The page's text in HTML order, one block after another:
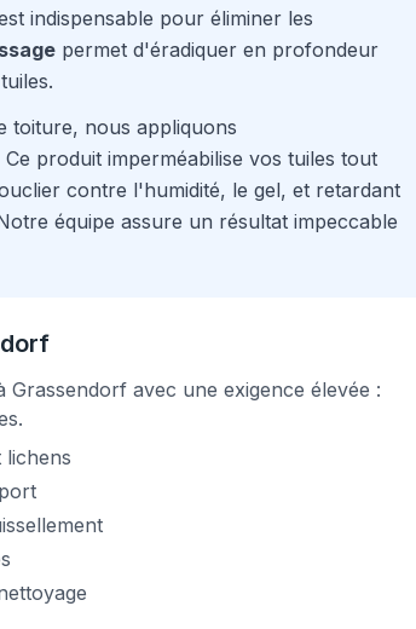
indispensable pour éliminer les
permet d'éradiquer en profondeur
toiture, nous appliquons
Ce produit imperméabilise vos tuiles tout
contre l'humidité, le gel, et retardant
équipe assure un résultat impeccable
avec une exigence élevée :